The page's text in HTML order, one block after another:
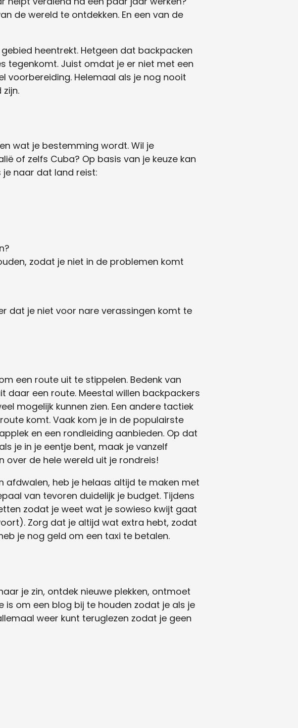
de wereld te ontdekken. En een van de
heentrekt. Hetgeen dat backpacken
tegenkomt. Juist omdat je er niet met een
voorbereiding. Helemaal als je nog nooit
wat je bestemming wordt. Wil je
of zelfs Cuba? Op basis van je keuze kan
naar dat land reist:
zodat je niet in de problemen komt
dat je niet voor nare verassingen komt te
een route uit te stippelen. Bedenk van
daar een route. Meestal willen backpackers
mogelijk kunnen zien. Een andere tactiek
komt. Vaak kom je in de populairste
en een rondleiding aanbieden. Op dat
je in je eentje bent, maak je vanzelf
over de hele wereld uit je rondreis!
afdwalen, heb je helaas altijd te maken met
van tevoren duidelijk je budget. Tijdens
zodat je weet wat je sowieso kwijt gaat
Zorg dat je altijd wat extra hebt, zodat
je nog geld om een taxi te betalen.
je zin, ontdek nieuwe plekken, ontmoet
is om een blog bij te houden zodat je als je
weer kunt teruglezen zodat je geen